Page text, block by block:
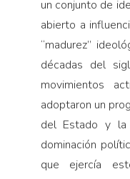
un conjunto de
abierto a
“madurez”
décadas del
movimientos
adoptaron un
del Estado y
dominación
que ejercía